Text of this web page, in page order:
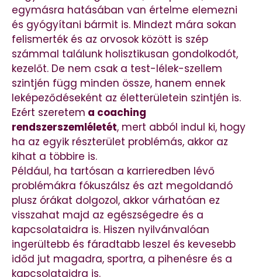
egymásra hatásában van értelme elemezni
és gyógyítani bármit is. Mindezt mára sokan
felismerték és az orvosok között is szép
számmal találunk holisztikusan gondolkodót,
kezelőt. De nem csak a test-lélek-szellem
szintjén függ minden össze, hanem ennek
leképeződéseként az életterületein szintjén is.
Ezért szeretem a coaching
rendszerszemléletét, mert abból indul ki, hogy
ha az egyik részterület problémás, akkor az
kihat a többire is.
Például, ha tartósan a karrieredben lévő
problémákra fókuszálsz és azt megoldandó
plusz órákat dolgozol, akkor várhatóan ez
visszahat majd az egészségedre és a
kapcsolataidra is. Hiszen nyilvánvalóan
ingerültebb és fáradtabb leszel és kevesebb
időd jut magadra, sportra, a pihenésre és a
kapcsolataidra is.